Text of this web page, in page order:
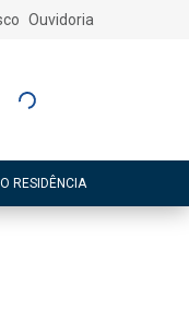
Ouvidoria
Cadastre-
RESIDÊNCIA